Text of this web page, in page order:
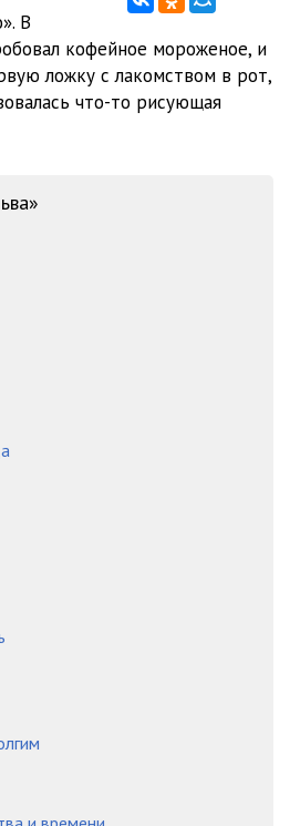
В
кофейное мороженое, и
ложку с лакомством в рот,
что-то рисующая